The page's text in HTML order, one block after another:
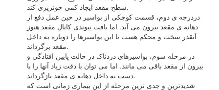
سطح مقعد ایجاد کمی خونریزی کند.
دردرجه ی دوم، قسمت کوچکی از بواسیر در حین عمل دفع از
دهانه ی مقعد بیرون می آید. اما بافت پیوندی کانال مقعد هنوز
آنقدر سخت و محکم هست تا این بواسیرها را دوباره به داخل
مقعد برگرداند.
در مرحله سوم، بواسیرهای دردناک در حالت پایین افتادگی و
بیرون از مقعد باقی می مانند. اما می توان با دقت زیاد آنها را با
دست به داخل دهانه ی مقعد بازگرداند.
شدیدترین و جدی ترین مرحله از این بیماری زمانی است که